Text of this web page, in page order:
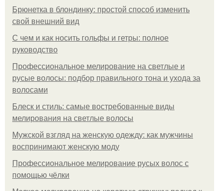
Брюнетка в блондинку: простой способ изменить
свой внешний вид
С чем и как носить гольфы и гетры: полное
руководство
Профессиональное мелирование на светлые и
русые волосы: подбор правильного тона и ухода за
волосами
Блеск и стиль: самые востребованные виды
мелирования на светлые волосы
Мужской взгляд на женскую одежду: как мужчины
воспринимают женскую моду
Профессиональное мелирование русых волос с
помощью чёлки